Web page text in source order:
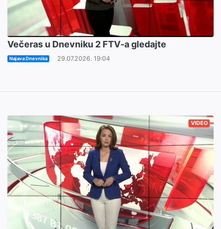
Večeras u Dnevniku 2 FTV-a gledajte
Najava Dnevnika 29.07.2026. 19:04
VIDEO